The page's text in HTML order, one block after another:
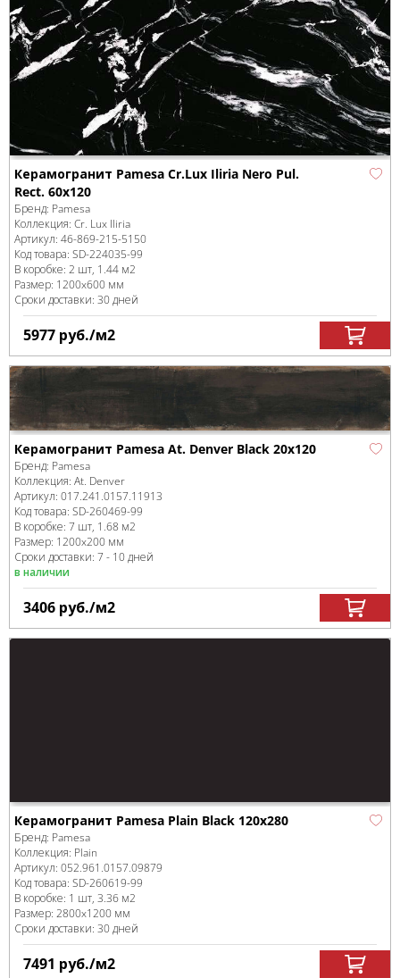
Керамогранит Pamesa Cr.Lux Iliria Nero Pul.
Rect. 60x120
Бренд: Pamesa
Коллекция: Cr. Lux Iliria
Артикул: 46-869-215-5150
Код товара: SD-224035-99
В коробке: 2 шт, 1.44 м2
Размер: 1200x600 мм
Сроки доставки: 30 дней
5977 руб./м2
Керамогранит Pamesa At. Denver Black 20x120
Бренд: Pamesa
Коллекция: At. Denver
Артикул: 017.241.0157.11913
Код товара: SD-260469-99
В коробке: 7 шт, 1.68 м2
Размер: 1200x200 мм
Сроки доставки: 7 - 10 дней
в наличии
3406 руб./м2
Керамогранит Pamesa Plain Black 120x280
Бренд: Pamesa
Коллекция: Plain
Артикул: 052.961.0157.09879
Код товара: SD-260619-99
В коробке: 1 шт, 3.36 м2
Размер: 2800x1200 мм
Сроки доставки: 30 дней
7491 руб./м2